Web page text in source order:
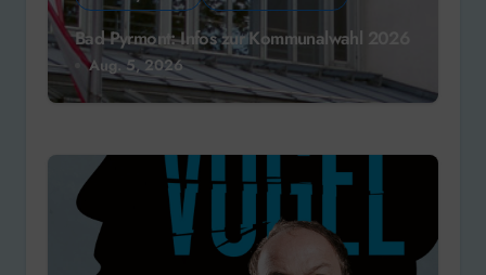
Bad Pyrmont: Infos zur Kommunalwahl 2026
Aug. 5, 2026